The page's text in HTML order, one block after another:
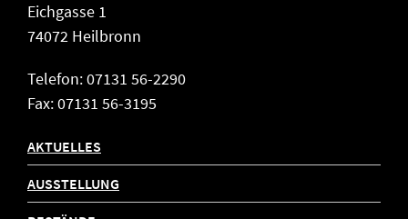
Eichgasse 1
74072 Heilbronn
Telefon: 07131 56-2290
Fax: 07131 56-3195
AKTUELLES
AUSSTELLUNG